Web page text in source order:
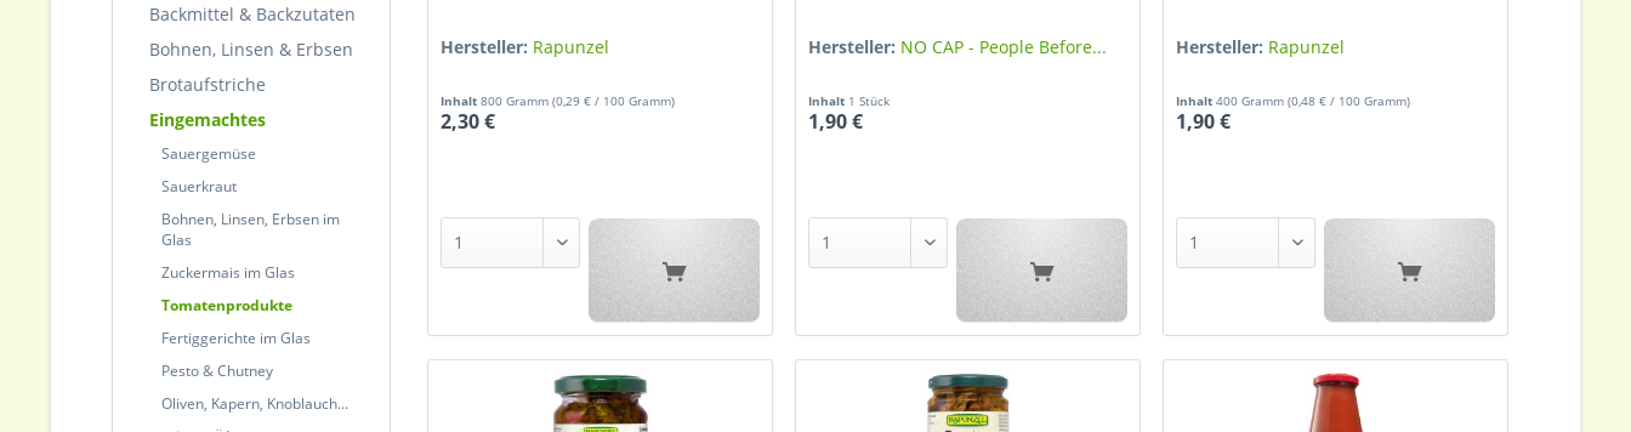
Backmittel & Backzutaten
Bohnen, Linsen & Erbsen
Brotaufstriche
Eingemachtes
Sauergemüse
Sauerkraut
Bohnen, Linsen, Erbsen im
Glas
Zuckermais im Glas
Tomatenprodukte
Fertiggerichte im Glas
Pesto & Chutney
Oliven, Kapern, Knoblauch...
Hersteller: Rapunzel
Inhalt800 Gramm(0,29 € / 100 Gramm)
2,30 €
Hersteller: NO CAP - People Before...
Inhalt 1 Stück
1,90 €
Hersteller: Rapunzel
Inhalt400 Gramm(0,48 € / 100 Gramm)
1,90 €